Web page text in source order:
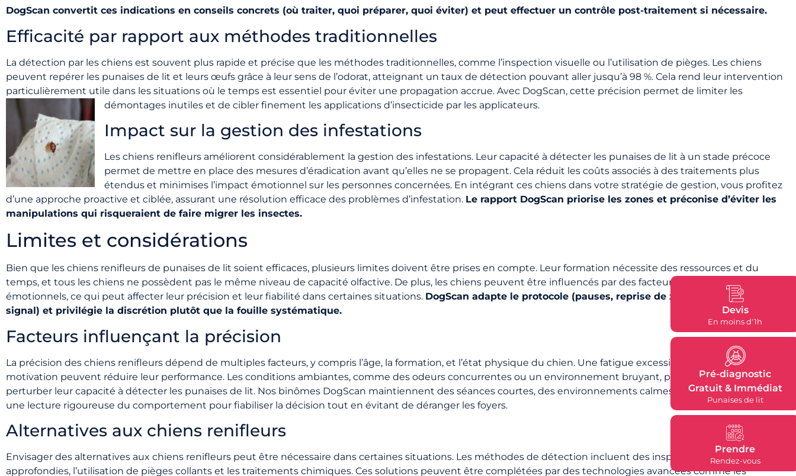
Devis
En moins d'1h
Pré-diagnostic
Gratuit & Immédiat
Punaises de lit
Prendre
Rendez-vous
DogScan convertit ces indications en conseils concrets (où traiter, quoi préparer, quoi éviter) et peut effectuer un contrôle post-traitement si nécessaire.
Efficacité par rapport aux méthodes traditionnelles
La détection par les chiens est souvent plus rapide et précise que les méthodes traditionnelles, comme l’inspection visuelle ou l’utilisation de pièges. Les chiens
peuvent repérer les punaises de lit et leurs œufs grâce à leur sens de l’odorat, atteignant un taux de détection pouvant aller jusqu’à 98 %. Cela rend leur intervention
particulièrement utile dans les situations où le temps est essentiel pour éviter une propagation accrue. Avec DogScan, cette précision permet de limiter les
démontages inutiles et de cibler finement les applications d’insecticide par les applicateurs.
Impact sur la gestion des infestations
Les chiens renifleurs améliorent considérablement la gestion des infestations. Leur capacité à détecter les punaises de lit à un stade précoce
permet de mettre en place des mesures d’éradication avant qu’elles ne se propagent. Cela réduit les coûts associés à des traitements plus
étendus et minimises l’impact émotionnel sur les personnes concernées. En intégrant ces chiens dans votre stratégie de gestion, vous profitez
d’une approche proactive et ciblée, assurant une résolution efficace des problèmes d’infestation. Le rapport DogScan priorise les zones et préconise d’éviter les
manipulations qui risqueraient de faire migrer les insectes.
Limites et considérations
Bien que les chiens renifleurs de punaises de lit soient efficaces, plusieurs limites doivent être prises en compte. Leur formation nécessite des ressources et du
temps, et tous les chiens ne possèdent pas le même niveau de capacité olfactive. De plus, les chiens peuvent être influencés par des facteurs environnementaux et
émotionnels, ce qui peut affecter leur précision et leur fiabilité dans certaines situations. DogScan adapte le protocole (pauses, reprise de zone, relecture du
signal) et privilégie la discrétion plutôt que la fouille systématique.
Facteurs influençant la précision
La précision des chiens renifleurs dépend de multiples facteurs, y compris l’âge, la formation, et l’état physique du chien. Une fatigue excessive ou une mauvaise
motivation peuvent réduire leur performance. Les conditions ambiantes, comme des odeurs concurrentes ou un environnement bruyant, peuvent également
perturber leur capacité à détecter les punaises de lit. Nos binômes DogScan maintiennent des séances courtes, des environnements calmes autant que possible, et
une lecture rigoureuse du comportement pour fiabiliser la décision tout en évitant de déranger les foyers.
Alternatives aux chiens renifleurs
Envisager des alternatives aux chiens renifleurs peut être nécessaire dans certaines situations. Les méthodes de détection incluent des inspections visuelles
approfondies, l’utilisation de pièges collants et les traitements chimiques. Ces solutions peuvent être complétées par des technologies avancées comme les